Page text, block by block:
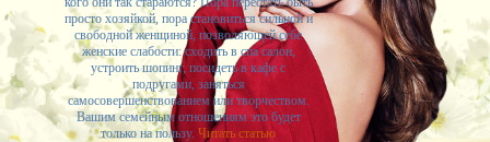
просто хозяйкой, пора становиться сильной и
свободной женщиной, позволяющей себе
женские слабости: сходить в спа салон,
устроить шопинг, посидеть в кафе с
подругами, заняться
самосовершенствованием или творчеством.
Вашим семейным отношениям это будет
только на пользу. Читать статью